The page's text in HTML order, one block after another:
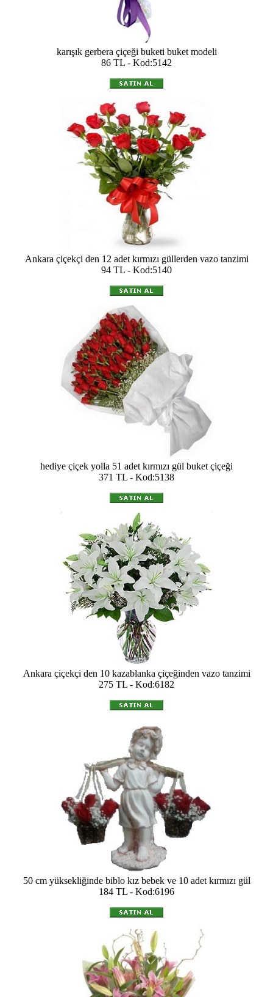
karışık gerbera çiçeği buketi buket modeli
86 TL - Kod:5142
Ankara çiçekçi den 12 adet kırmızı güllerden vazo tanzimi
94 TL - Kod:5140
hediye çiçek yolla 51 adet kırmızı gül buket çiçeği
371 TL - Kod:5138
Ankara çiçekçi den 10 kazablanka çiçeğinden vazo tanzimi
275 TL - Kod:6182
50 cm yüksekliğinde biblo kız bebek ve 10 adet kırmızı gül
184 TL - Kod:6196